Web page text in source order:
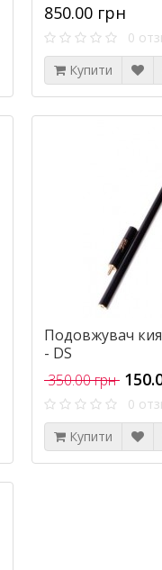
850.00 грн
0
Купити
Подовжувач
- DS
350.00 грн
0
Купити